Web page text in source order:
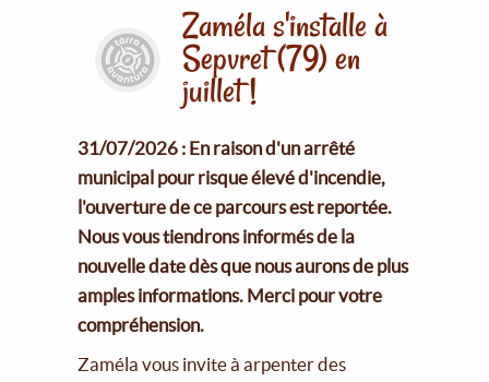
Zaméla s'installe à
Sepvret (79) en
juillet !
31/07/2026 : En raison d'un arrêté
municipal pour risque élevé d'incendie,
l'ouverture de ce parcours est reportée.
Nous vous tiendrons informés de la
nouvelle date dès que nous aurons de plus
amples informations. Merci pour votre
compréhension.
Zaméla vous invite à arpenter des